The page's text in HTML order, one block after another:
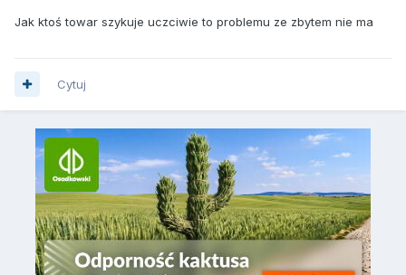
Jak ktoś towar szykuje uczciwie to problemu ze zbytem nie ma
Cytuj